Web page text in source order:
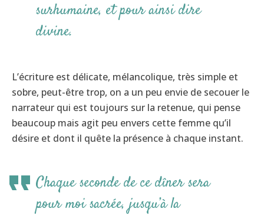
surhumaine, et pour ainsi dire
divine.
L’écriture est délicate, mélancolique, très simple et
sobre, peut-être trop, on a un peu envie de secouer le
narrateur qui est toujours sur la retenue, qui pense
beaucoup mais agit peu envers cette femme qu’il
désire et dont il quête la présence à chaque instant.
Chaque seconde de ce dîner sera
pour moi sacrée, jusqu’à la